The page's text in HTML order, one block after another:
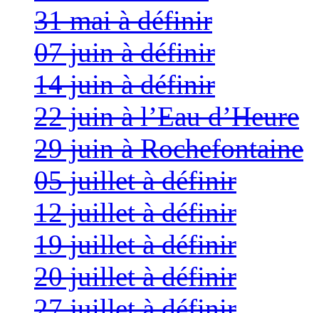
31 mai à définir
07 juin à définir
14 juin à définir
22 juin à l’Eau d’Heure
29 juin à Rochefontaine
05 juillet à définir
12 juillet à définir
19 juillet à définir
20 juillet à définir